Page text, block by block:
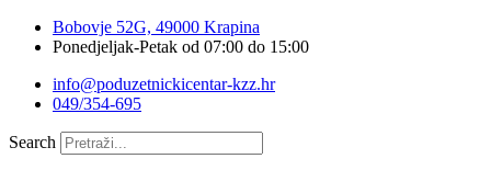
Bobovje 52G, 49000 Krapina
Ponedjeljak-Petak od 07:00 do 15:00
info@poduzetnickicentar-kzz.hr
049/354-695
Search